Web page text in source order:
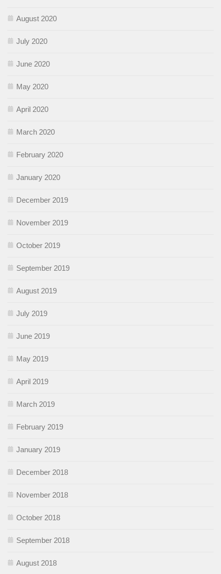
August 2020
July 2020
June 2020
May 2020
April 2020
March 2020
February 2020
January 2020
December 2019
November 2019
October 2019
September 2019
August 2019
July 2019
June 2019
May 2019
April 2019
March 2019
February 2019
January 2019
December 2018
November 2018
October 2018
September 2018
August 2018